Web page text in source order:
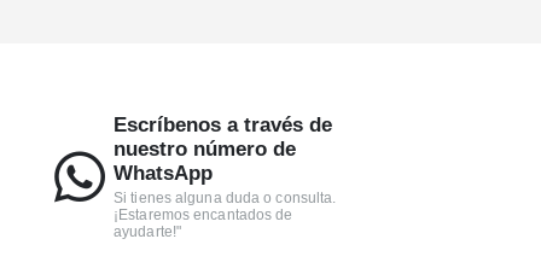
Escríbenos a través de
nuestro número de
WhatsApp
Si tienes alguna duda o consulta.
¡Estaremos encantados de
ayudarte!"